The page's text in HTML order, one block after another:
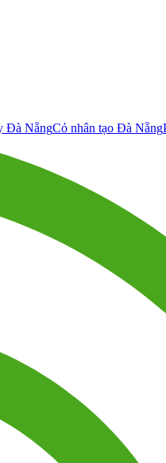
Đà NẵngCỏ nhân tạo Đà Nẵng